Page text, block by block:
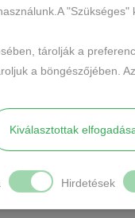
Mérete: L- 2Xl méretig
Alsóneműt nem
tárolják a
a böngészőjében.
Kiválasztottak
Hirdetések